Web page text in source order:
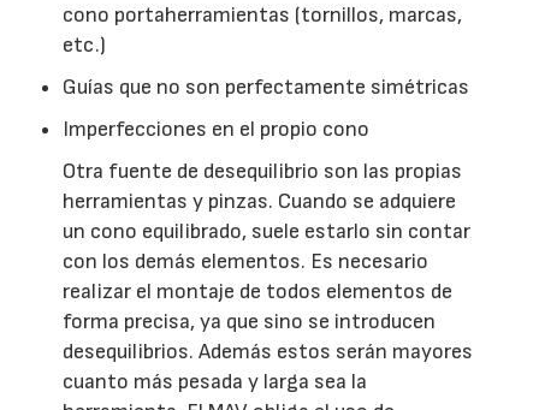
cono portaherramientas (tornillos, marcas,
etc.)
Guías que no son perfectamente simétricas
Imperfecciones en el propio cono
Otra fuente de desequilibrio son las propias
herramientas y pinzas. Cuando se adquiere
un cono equilibrado, suele estarlo sin contar
con los demás elementos. Es necesario
realizar el montaje de todos elementos de
forma precisa, ya que sino se introducen
desequilibrios. Además estos serán mayores
cuanto más pesada y larga sea la